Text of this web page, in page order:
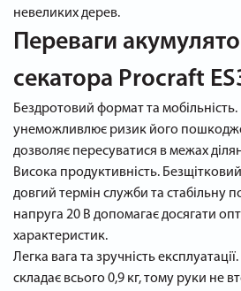
невеликих дерев.
Переваги
секатора Procraft
Бездротовий формат та мобільність.
унеможливлює ризик його
дозволяє пересуватися в межах
Висока продуктивність.
довгий термін служби та стабільну
напруга 20 В допомагає досягати
характеристик.
Легка вага та зручність
складає всього 0,9 кг, тому руки не